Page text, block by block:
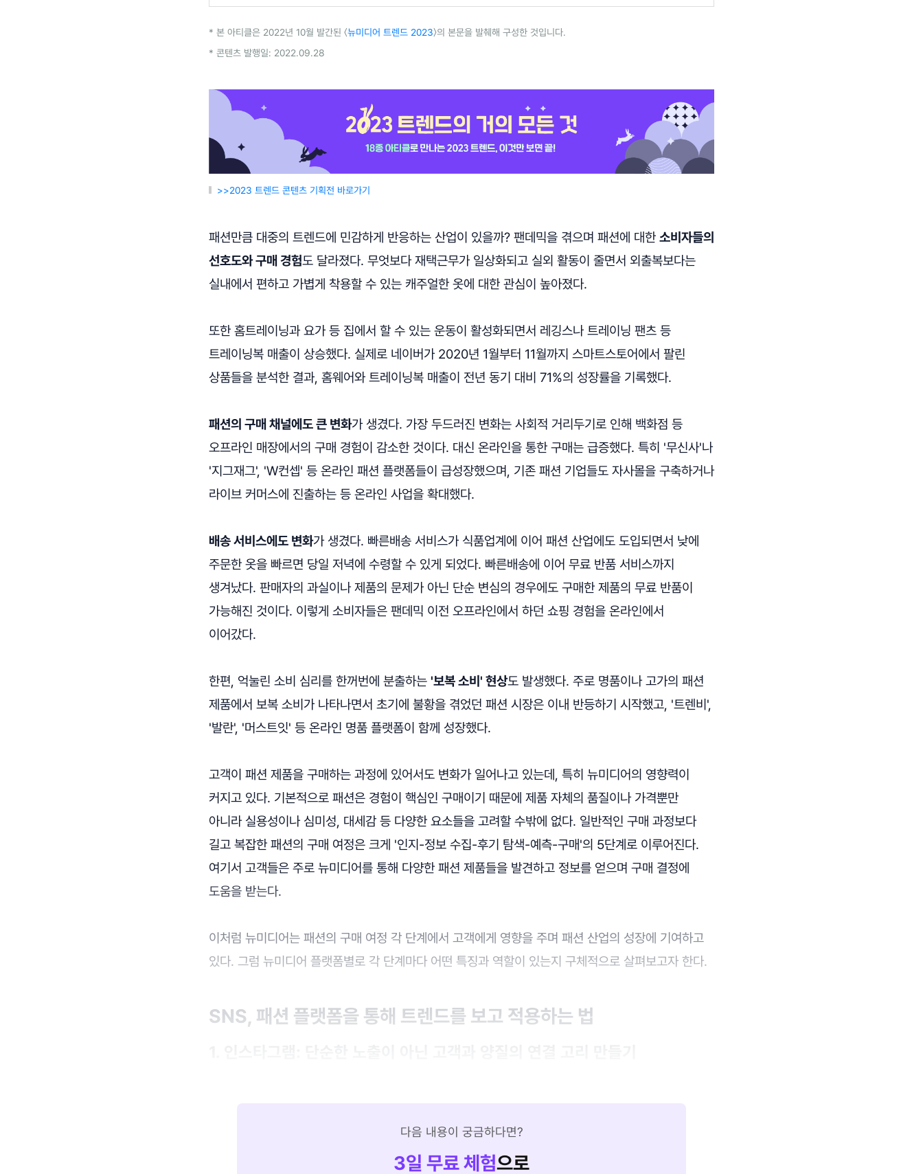
* 본 아티클은 2022년 10월 발간된 〈뉴미디어 트렌드 2023〉의 본문을 발췌해 구성한 것입니다.
* 콘텐츠 발행일: 2022.09.28
>>2023 트렌드 콘텐츠 기획전 바로가기
패션만큼 대중의 트렌드에 민감하게 반응하는 산업이 있을까? 팬데믹을 겪으며 패션에 대한 소비자들의
선호도와 구매 경험도 달라졌다. 무엇보다 재택근무가 일상화되고 실외 활동이 줄면서 외출복보다는
실내에서 편하고 가볍게 착용할 수 있는 캐주얼한 옷에 대한 관심이 높아졌다.
또한 홈트레이닝과 요가 등 집에서 할 수 있는 운동이 활성화되면서 레깅스나 트레이닝 팬츠 등
트레이닝복 매출이 상승했다. 실제로 네이버가 2020년 1월부터 11월까지 스마트스토어에서 팔린
상품들을 분석한 결과, 홈웨어와 트레이닝복 매출이 전년 동기 대비 71%의 성장률을 기록했다.
패션의 구매 채널에도 큰 변화가 생겼다. 가장 두드러진 변화는 사회적 거리두기로 인해 백화점 등
오프라인 매장에서의 구매 경험이 감소한 것이다. 대신 온라인을 통한 구매는 급증했다. 특히 '무신사'나
'지그재그', 'W컨셉' 등 온라인 패션 플랫폼들이 급성장했으며, 기존 패션 기업들도 자사몰을 구축하거나
라이브 커머스에 진출하는 등 온라인 사업을 확대했다.
배송 서비스에도 변화가 생겼다. 빠른배송 서비스가 식품업계에 이어 패션 산업에도 도입되면서 낮에
주문한 옷을 빠르면 당일 저녁에 수령할 수 있게 되었다. 빠른배송에 이어 무료 반품 서비스까지
생겨났다. 판매자의 과실이나 제품의 문제가 아닌 단순 변심의 경우에도 구매한 제품의 무료 반품이
가능해진 것이다. 이렇게 소비자들은 팬데믹 이전 오프라인에서 하던 쇼핑 경험을 온라인에서
이어갔다.
한편, 억눌린 소비 심리를 한꺼번에 분출하는 '보복 소비' 현상도 발생했다. 주로 명품이나 고가의 패션
제품에서 보복 소비가 나타나면서 초기에 불황을 겪었던 패션 시장은 이내 반등하기 시작했고, '트렌비',
'발란', '머스트잇' 등 온라인 명품 플랫폼이 함께 성장했다.
고객이 패션 제품을 구매하는 과정에 있어서도 변화가 일어나고 있는데, 특히 뉴미디어의 영향력이
커지고 있다. 기본적으로 패션은 경험이 핵심인 구매이기 때문에 제품 자체의 품질이나 가격뿐만
아니라 실용성이나 심미성, 대세감 등 다양한 요소들을 고려할 수밖에 없다. 일반적인 구매 과정보다
길고 복잡한 패션의 구매 여정은 크게 '인지-정보 수집-후기 탐색-예측-구매'의 5단계로 이루어진다.
여기서 고객들은 주로 뉴미디어를 통해 다양한 패션 제품들을 발견하고 정보를 얻으며 구매 결정에
도움을 받는다.
이처럼 뉴미디어는 패션의 구매 여정 각 단계에서 고객에게 영향을 주며 패션 산업의 성장에 기여하고
있다. 그럼 뉴미디어 플랫폼별로 각 단계마다 어떤 특징과 역할이 있는지 구체적으로 살펴보고자 한다.
SNS, 패션 플랫폼을 통해 트렌드를 보고 적용하는 법
다음 내용이 궁금하다면?
3일 무료 체험으로